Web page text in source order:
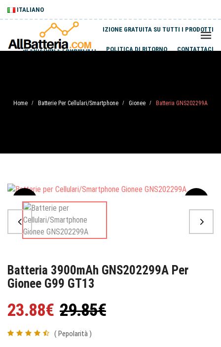
ITALIANO
SPEDIZIONE GRATUITA SU TUTTI I PRODOTTI
SPEDIZIONI E PAGAMENTI POLITICA DI RITORNO CONTATTACI
Home / Batterie Per Cellulari/Smartphone / Gionee / Batteria GNS202299A
Sale
Batteria 3900mAh GNS202299A Per
Gionee G99 GT13
23.88€ 29.85€
( Pepolarità )